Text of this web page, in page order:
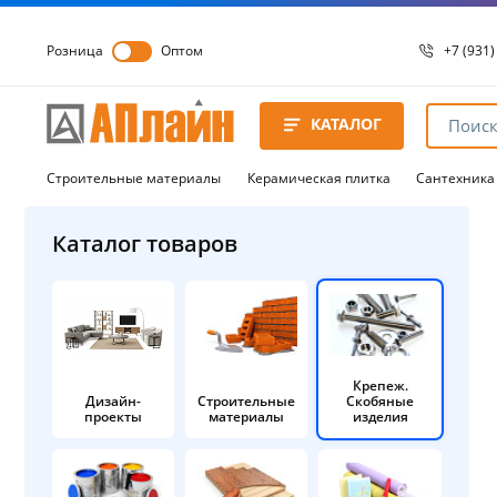
Розница Оптом +7
8 8172
8 8172
КАТАЛОГ
Строительные материалы Керамическая плитка Сантехника
Каталог товаров
Дизайн-
проекты
Строительные
материалы
Крепеж.
Скобяные
изделия